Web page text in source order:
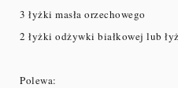
3 łyżki masła orzechowego
2 łyżki odżywki białkowej lub
Polewa: